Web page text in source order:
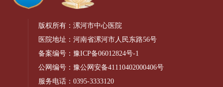
版权所有：漯河市中心医院
医院地址：河南省漯河市人民东路56号
备案编号： 豫ICP备06012824号-1
公网编号： 豫公网安备41110402000406号
服务电话： 0395-3333120